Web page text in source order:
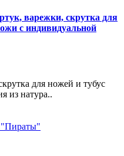
варежки, скрутка для
с индивидуальной
для ножей и тубус
из натура..